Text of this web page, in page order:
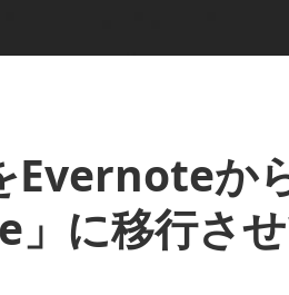
Evernoteか
に移行さ